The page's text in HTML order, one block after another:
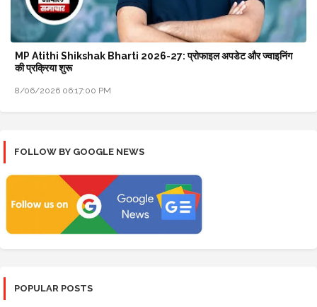
MP Atithi Shikshak Bharti 2026-27: प्रोफाइल अपडेट और ज्वाइनिंग
की प्रक्रिया शुरू
8/06/2026 06:17:00 PM
FOLLOW BY GOOGLE NEWS
POPULAR POSTS